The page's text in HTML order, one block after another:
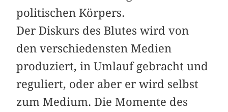
politischen Körpers.
Der Diskurs des Blutes wird von
den verschiedensten Medien
produziert, in Umlauf gebracht und
reguliert, oder aber er wird selbst
zum Medium. Die Momente des